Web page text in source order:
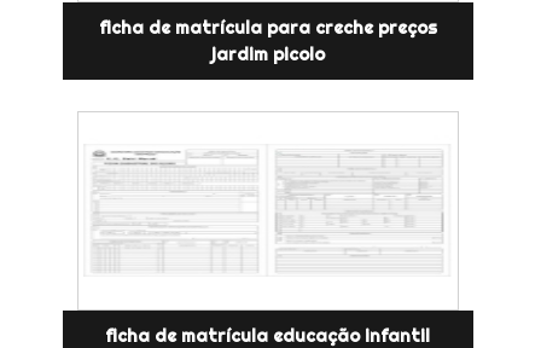
ficha de matrícula para creche preços
jardim picolo
ficha de matrícula educação infantil